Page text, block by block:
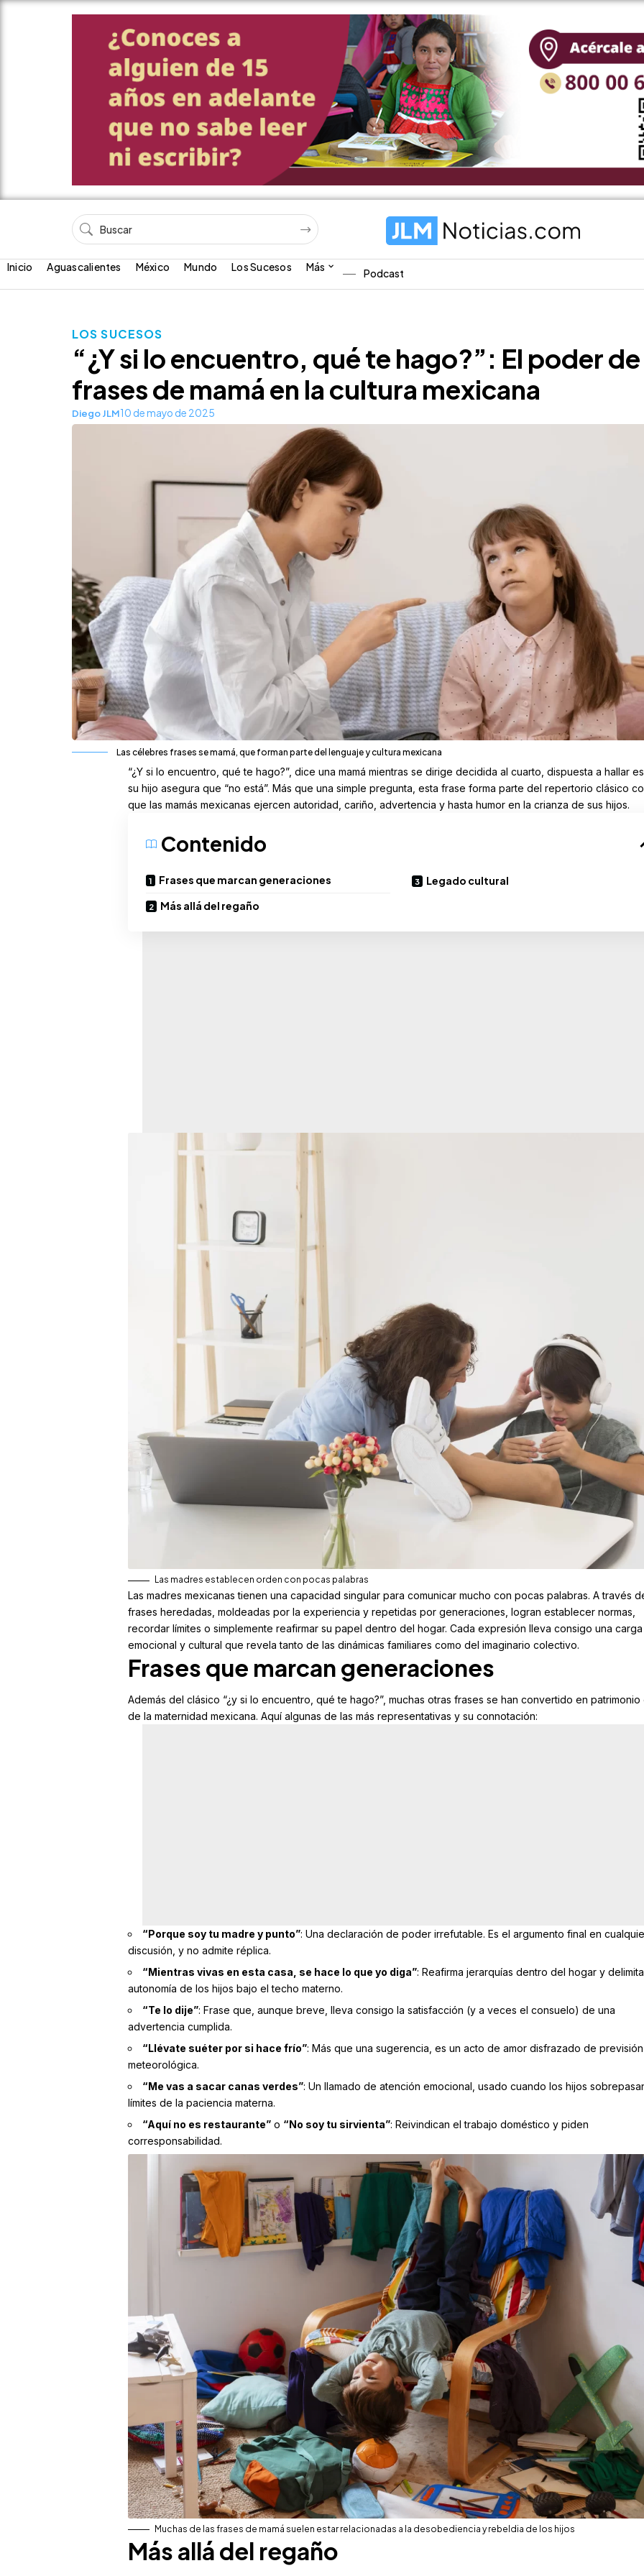
Inicio Aguascalientes México Mundo Los Sucesos Más Podcast
LOS SUCESOS
“¿Y si lo encuentro, qué te hago?”: El poder de
frases de mamá en la cultura mexicana
Diego JLM10 de mayo de 2025
Las célebres frases se mamá, que forman parte del lenguaje y cultura mexicana
“¿Y si lo encuentro, qué te hago?”, dice una mamá mientras se dirige decidida al cuarto, dispuesta a hallar
su hijo asegura que “no está”. Más que una simple pregunta, esta frase forma parte del repertorio clásico
que las mamás mexicanas ejercen autoridad, cariño, advertencia y hasta humor en la crianza de sus hijos.
Contenido
Frases que marcan generaciones
Más allá del regaño
Legado cultural
Las madres establecen orden con pocas palabras
Las madres mexicanas tienen una capacidad singular para comunicar mucho con pocas palabras. A través
frases heredadas, moldeadas por la experiencia y repetidas por generaciones, logran establecer normas,
recordar límites o simplemente reafirmar su papel dentro del hogar. Cada expresión lleva consigo una carga
emocional y cultural que revela tanto de las dinámicas familiares como del imaginario colectivo.
Frases que marcan generaciones
Además del clásico “¿y si lo encuentro, qué te hago?”, muchas otras frases se han convertido en patrimonio
de la maternidad mexicana. Aquí algunas de las más representativas y su connotación:
“Porque soy tu madre y punto”: Una declaración de poder irrefutable. Es el argumento final en
discusión, y no admite réplica.
“Mientras vivas en esta casa, se hace lo que yo diga”: Reafirma jerarquías dentro del hogar y
autonomía de los hijos bajo el techo materno.
“Te lo dije”: Frase que, aunque breve, lleva consigo la satisfacción (y a veces el consuelo) de una
advertencia cumplida.
“Llévate suéter por si hace frío”: Más que una sugerencia, es un acto de amor disfrazado de previsión
meteorológica.
“Me vas a sacar canas verdes”: Un llamado de atención emocional, usado cuando los hijos
límites de la paciencia materna.
“Aquí no es restaurante”o “No soy tu sirvienta”: Reivindican el trabajo doméstico y piden
corresponsabilidad.
Muchas de las frases de mamá suelen estar relacionadas a la desobediencia y rebeldia de los hijos
Más allá del regaño